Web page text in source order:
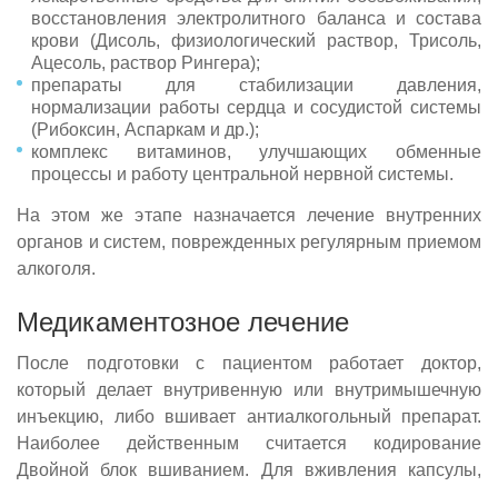
восстановления электролитного баланса и состава
крови (Дисоль, физиологический раствор, Трисоль,
Ацесоль, раствор Рингера);
препараты для стабилизации давления,
нормализации работы сердца и сосудистой системы
(Рибоксин, Аспаркам и др.);
комплекс витаминов, улучшающих обменные
процессы и работу центральной нервной системы.
На этом же этапе назначается лечение внутренних
органов и систем, поврежденных регулярным приемом
алкоголя.
Медикаментозное лечение
После подготовки с пациентом работает доктор,
который делает внутривенную или внутримышечную
инъекцию, либо вшивает антиалкогольный препарат.
Наиболее действенным считается кодирование
Двойной блок вшиванием. Для вживления капсулы,